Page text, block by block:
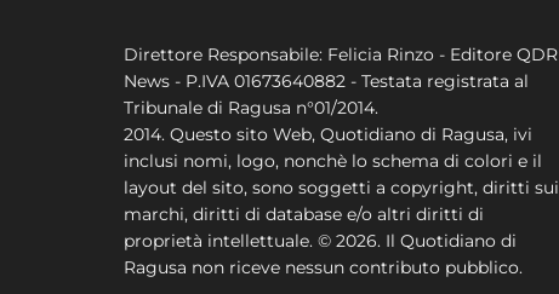
Direttore Responsabile: Felicia Rinzo - Editore QDR
News - P.IVA 01673640882 - Testata registrata al
Tribunale di Ragusa n°01/2014.
2014. Questo sito Web, Quotidiano di Ragusa, ivi
inclusi nomi, logo, nonchè lo schema di colori e il
layout del sito, sono soggetti a copyright, diritti sui
marchi, diritti di database e/o altri diritti di
proprietà intellettuale. © 2026. Il Quotidiano di
Ragusa non riceve nessun contributo pubblico.